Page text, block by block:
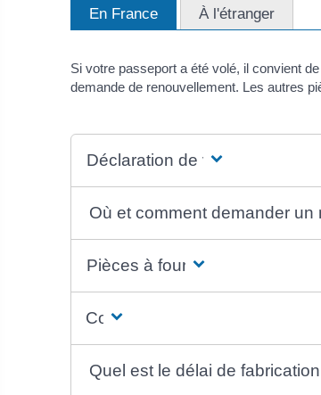
En France À l'étranger
Si votre passeport a été volé, il convient
demande de renouvellement. Les autres
Déclaration de vol
Où et comment demander un
Pièces à fournir
Coût
Quel est le délai de